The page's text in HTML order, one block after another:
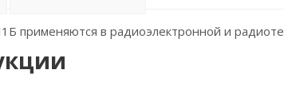
применяются в радиоэлектронной и